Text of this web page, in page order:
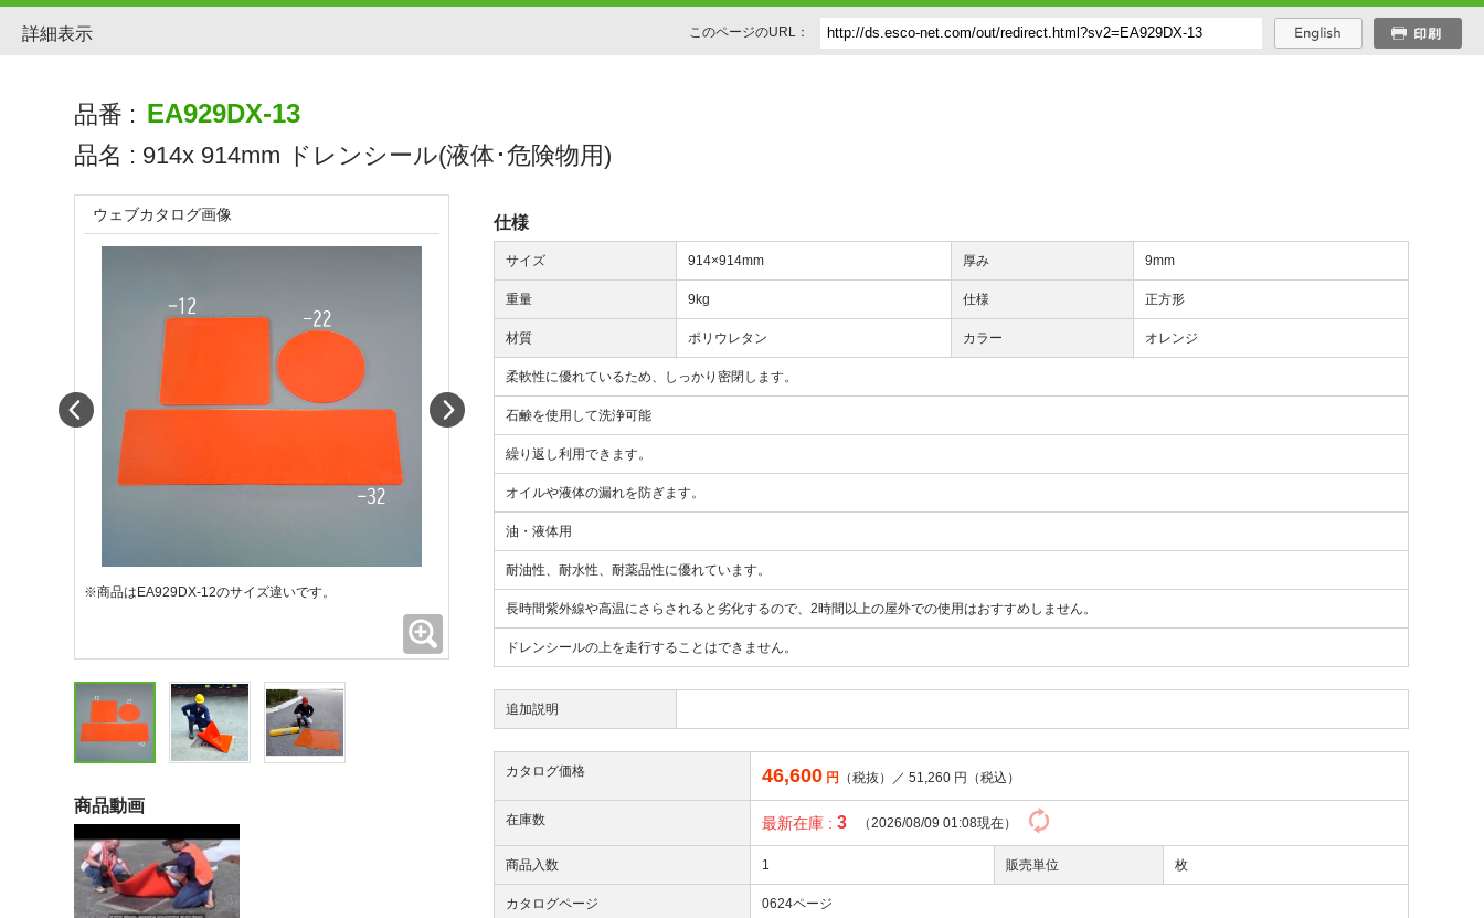
詳細表示 このページのURL：
品番 : EA929DX-13
品名 : 914x 914mm ドレンシール(液体･危険物用)
仕様
サイズ 914×914mm 厚み 9mm
重量 9kg 仕様 正方形
材質 ポリウレタン カラー オレンジ
柔軟性に優れているため、しっかり密閉します。
石鹸を使用して洗浄可能
繰り返し利用できます。
オイルや液体の漏れを防ぎます。
油・液体用
耐油性、耐水性、耐薬品性に優れています。
長時間紫外線や高温にさらされると劣化するので、2時間以上の屋外での使用はおすすめしません。
ドレンシールの上を走行することはできません。
追加説明
カタログ価格 46,600 円 （税抜）／51,260 円（税込）
在庫数 最新在庫 :3 （2026/08/09 01:08現在）
商品入数 1 販売単位 枚
カタログページ 0624ページ
ウェブカタログ画像
※商品はEA929DX-12のサイズ違いです。
商品動画